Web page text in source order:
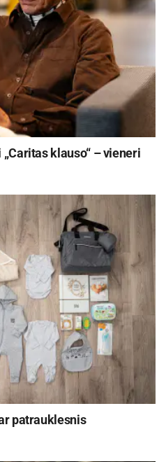
klauso“ – vieneri
patrauklesnis